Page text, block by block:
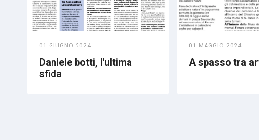
01 GIUGNO 2024
Daniele botti, l'ultima
sfida
01 MAGGIO 2024
A spasso tra